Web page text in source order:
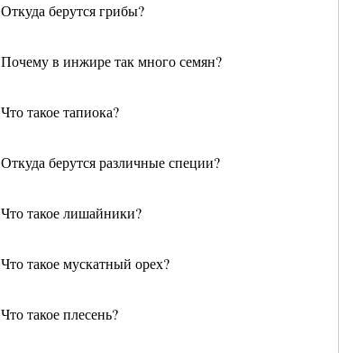
Откуда берутся грибы?
Почему в инжире так много семян?
Что такое тапиока?
Откуда берутся различные специи?
Что такое лишайники?
Что такое мускатный орех?
Что такое плесень?